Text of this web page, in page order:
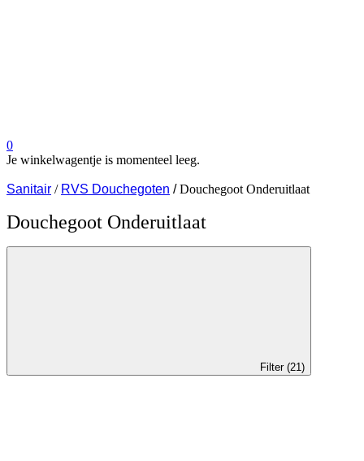
0
Je winkelwagentje is momenteel leeg.
Sanitair / RVS Douchegoten /Douchegoot Onderuitlaat
Douchegoot Onderuitlaat
Filter (21)